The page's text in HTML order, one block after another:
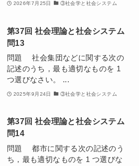
2026年7月25日 ③社会学と社会システム
第37回 社会理論と社会システム
問13
問題 社会集団などに関する次の
記述のうち，最も適切なものを 1
つ選びなさい。 ...
2025年9月24日 ③社会学と社会システム
第37回 社会理論と社会システム
問14
問題 都市に関する次の記述のう
ち，最も適切なものを 1 つ選びな